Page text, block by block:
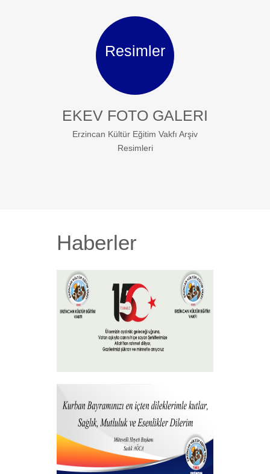
Resimler
EKEV FOTO GALERI
Erzincan Kültür Eğitim Vakfı Arşiv
Resimleri
Haberler
+